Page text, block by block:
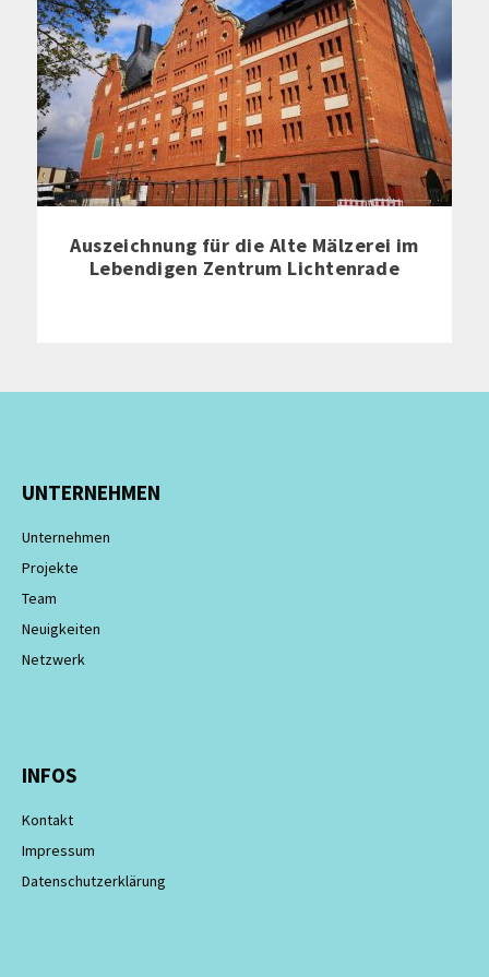
Auszeichnung für die Alte Mälzerei im
Lebendigen Zentrum Lichtenrade
UNTERNEHMEN
Unternehmen
Projekte
Team
Neuigkeiten
Netzwerk
INFOS
Kontakt
Impressum
Datenschutzerklärung